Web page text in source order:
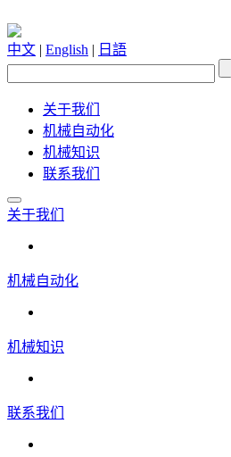
中文 | English | 日語
关于我们
机械自动化
机械知识
联系我们
关于我们
机械自动化
机械知识
联系我们